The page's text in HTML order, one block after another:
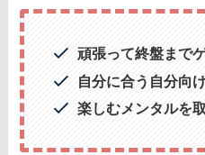
頑張って終盤まで
自分に合う自分向
楽しむメンタルを